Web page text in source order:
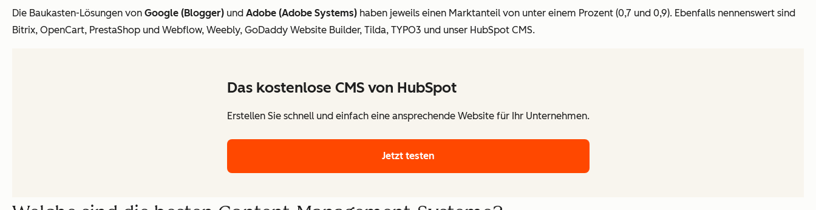
Die Baukasten-Lösungen von Google (Blogger) und Adobe (Adobe Systems) haben jeweils einen Marktanteil von unter einem Prozent (0,7 und 0,9). Ebenfalls nennenswert sind
Bitrix, OpenCart, PrestaShop und Webflow, Weebly, GoDaddy Website Builder, Tilda, TYPO3 und unser HubSpot CMS.
Das kostenlose CMS von HubSpot
Erstellen Sie schnell und einfach eine ansprechende Website für Ihr Unternehmen.
Jetzt testen